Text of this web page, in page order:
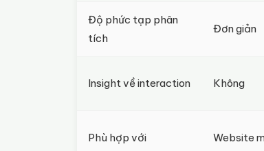
Độ phức tạp phân
tích
Đơn giản
Insight về interaction Không
Phù hợp với Website